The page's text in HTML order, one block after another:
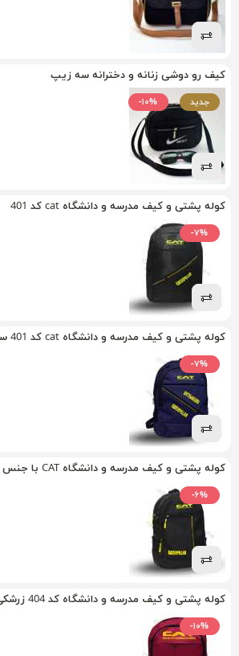
کیف رو دوشی زنانه و دخترانه سه زیپ
جدید -۱۰%
کوله پشتی و کیف مدرسه و دانشگاه cat کد 401
-۷%
کوله پشتی و کیف مدرسه و دانشگاه cat کد 401 سرمه ای
-۷%
کوله پشتی و کیف مدرسه و دانشگاه CAT با جنس دیبا درجه1
-۶%
کوله پشتی و کیف مدرسه و دانشگاه کد 404 زرشکی
-۱۰%